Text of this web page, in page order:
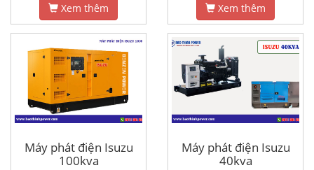
Xem thêm Xem thêm
Máy phát điện Isuzu
100kva
Máy phát điện Isuzu
40kva